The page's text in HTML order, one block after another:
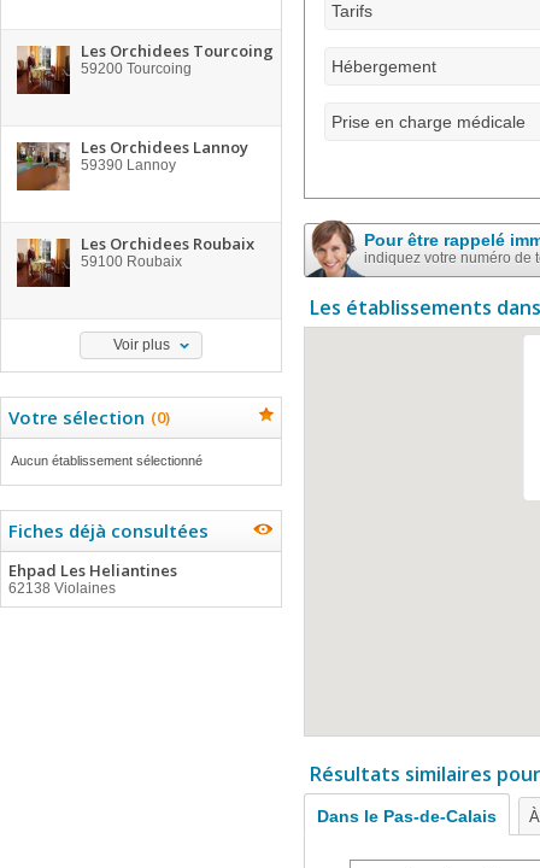
Les Orchidees Tourcoing
59200 Tourcoing
Les Orchidees Lannoy
59390 Lannoy
Les Orchidees Roubaix
59100 Roubaix
Voir plus
Votre sélection (0)
Aucun établissement sélectionné
Fiches déjà consultées
Ehpad Les Heliantines
62138 Violaines
Tarifs
Hébergement
Prise en charge médicale
Pour être rappelé
indiquez votre numéro de
Les établissements
Résultats similaires
Dans le Pas-de-Calais